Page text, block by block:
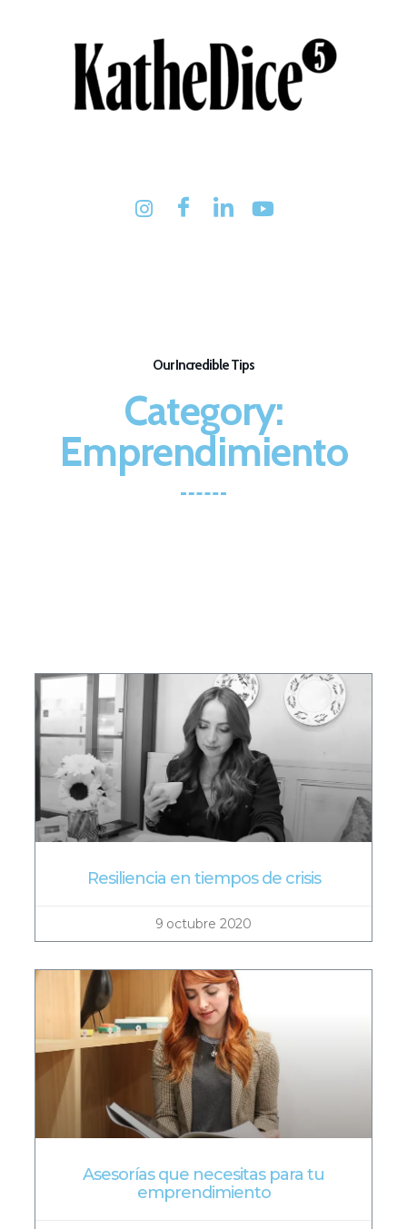
Our Incredible Tips
Category:
Emprendimiento
Resiliencia en tiempos de crisis
9 octubre 2020
Asesorías que necesitas para tu
emprendimiento